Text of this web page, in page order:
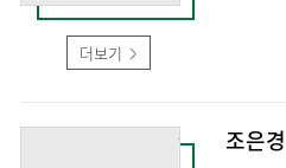
더보기
조은경